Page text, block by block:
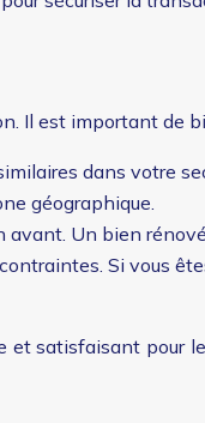
Il est important de
dans votre
géographique.
Un bien
Si vous
satisfaisant pour